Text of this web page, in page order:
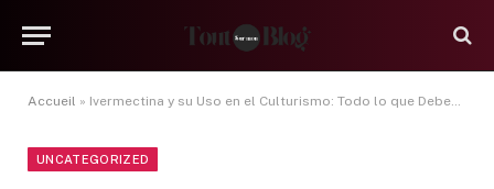
Accueil » Ivermectina y su Uso en el Culturismo: Todo lo que Debes Saber
UNCATEGORIZED